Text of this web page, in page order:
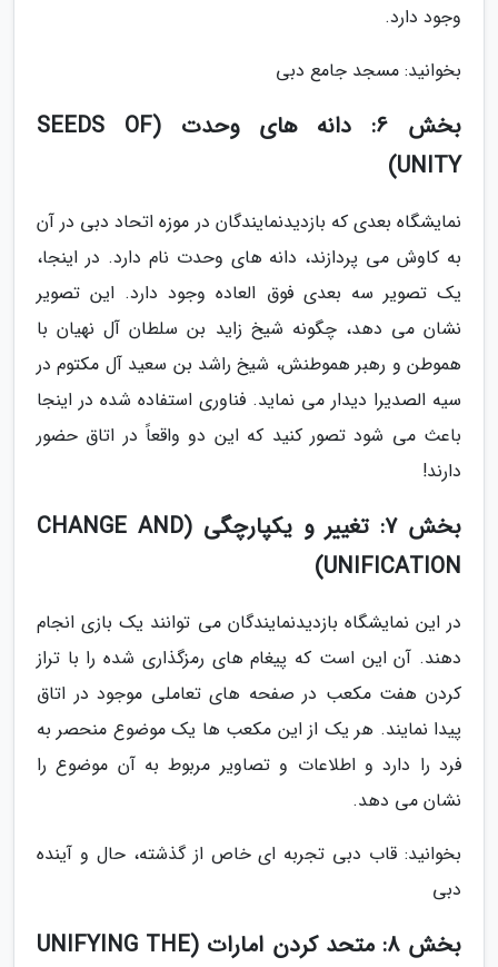
وجود دارد.
بخوانید: مسجد جامع دبی
بخش 6: دانه های وحدت (SEEDS OF
UNITY)
نمایشگاه بعدی که بازدیدنمایندگان در موزه اتحاد دبی در آن
به کاوش می پردازند، دانه های وحدت نام دارد. در اینجا،
یک تصویر سه بعدی فوق العاده وجود دارد. این تصویر
نشان می دهد، چگونه شیخ زاید بن سلطان آل نهیان با
هموطن و رهبر هموطنش، شیخ راشد بن سعید آل مکتوم در
سیه الصدیرا دیدار می نماید. فناوری استفاده شده در اینجا
باعث می شود تصور کنید که این دو واقعاً در اتاق حضور
دارند!
بخش 7: تغییر و یکپارچگی (CHANGE AND
UNIFICATION)
در این نمایشگاه بازدیدنمایندگان می توانند یک بازی انجام
دهند. آن این است که پیغام های رمزگذاری شده را با تراز
کردن هفت مکعب در صفحه های تعاملی موجود در اتاق
پیدا نمایند. هر یک از این مکعب ها یک موضوع منحصر به
فرد را دارد و اطلاعات و تصاویر مربوط به آن موضوع را
نشان می دهد.
بخوانید: قاب دبی تجربه ای خاص از گذشته، حال و آینده
دبی
بخش 8: متحد کردن امارات (UNIFYING THE